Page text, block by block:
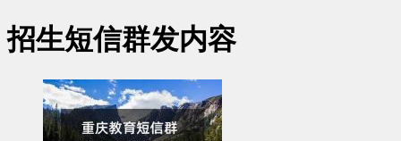
招生短信群发内容